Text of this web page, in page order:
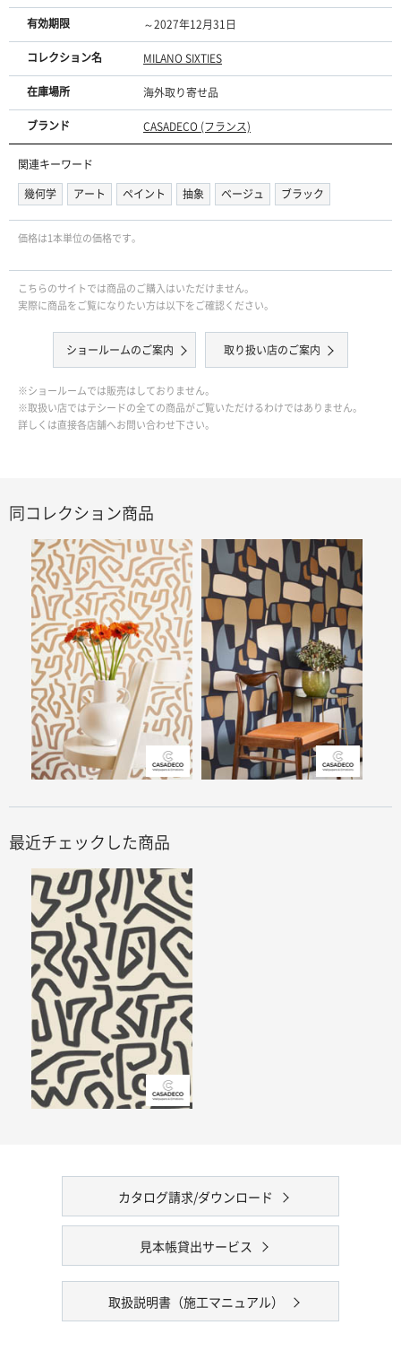
有効期限 ～2027年12月31日
コレクション名 MILANO SIXTIES
在庫場所 海外取り寄せ品
ブランド CASADECO (フランス)
関連キーワード
幾何学
アート ペイント 抽象 ベージュ ブラック
価格は1本単位の価格です｡
こちらのサイトでは商品のご購入はいただけません。
実際に商品をご覧になりたい方は以下をご確認ください。
ショールームのご案内 取り扱い店のご案内
※ショールームでは販売はしておりません。
※取扱い店ではテシードの全ての商品がご覧いただけるわけではありません。
詳しくは直接各店舗へお問い合わせ下さい。
同コレクション商品
最近チェックした商品
カタログ請求/ダウンロード
見本帳貸出サービス
取扱説明書（施工マニュアル）